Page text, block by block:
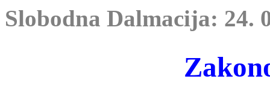
Slobodna Dalmacija: 24.